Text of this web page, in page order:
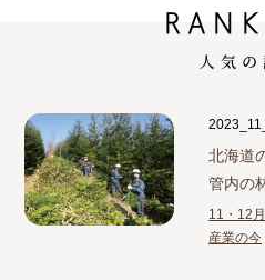
北海道
管内の
11・12
産業の今